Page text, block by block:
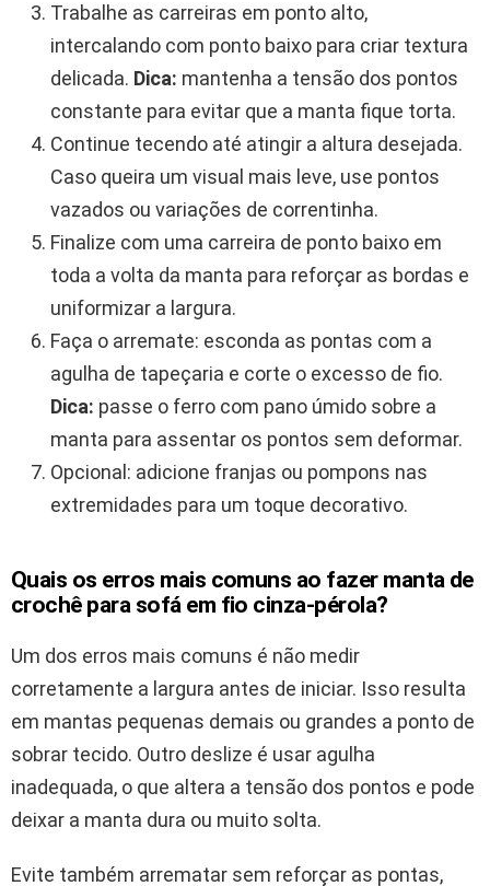
Trabalhe as carreiras em ponto alto,
intercalando com ponto baixo para criar textura
delicada. Dica: mantenha a tensão dos pontos
constante para evitar que a manta fique torta.
Continue tecendo até atingir a altura desejada.
Caso queira um visual mais leve, use pontos
vazados ou variações de correntinha.
Finalize com uma carreira de ponto baixo em
toda a volta da manta para reforçar as bordas e
uniformizar a largura.
Faça o arremate: esconda as pontas com a
agulha de tapeçaria e corte o excesso de fio.
Dica: passe o ferro com pano úmido sobre a
manta para assentar os pontos sem deformar.
Opcional: adicione franjas ou pompons nas
extremidades para um toque decorativo.
Quais os erros mais comuns ao fazer manta de
crochê para sofá em fio cinza-pérola?
Um dos erros mais comuns é não medir
corretamente a largura antes de iniciar. Isso resulta
em mantas pequenas demais ou grandes a ponto de
sobrar tecido. Outro deslize é usar agulha
inadequada, o que altera a tensão dos pontos e pode
deixar a manta dura ou muito solta.
Evite também arrematar sem reforçar as pontas,